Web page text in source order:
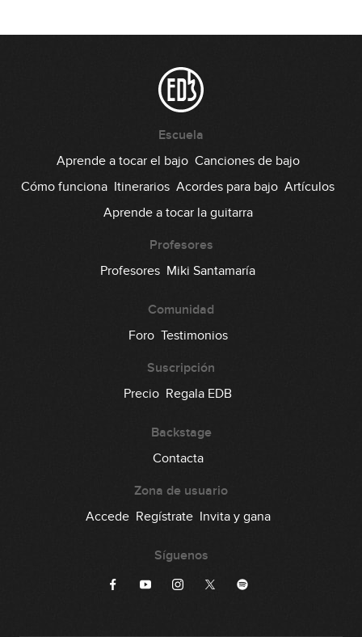
Escuela
Aprende a tocar el bajo Canciones de bajo
Cómo funciona Itinerarios Acordes para bajo Artículos
Aprende a tocar la guitarra
Profesores
Profesores Miki Santamaría
Comunidad
Foro Testimonios
Suscripción
Precio Regala EDB
Backstage
Contacta
Zona de usuario
Accede Regístrate Invita y gana
Síguenos